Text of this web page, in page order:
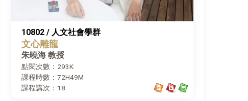
10802 / 人文社會學群
文心雕龍
朱曉海 教授
點閱次數：293K
課程時數：72H49M
課程講次：18